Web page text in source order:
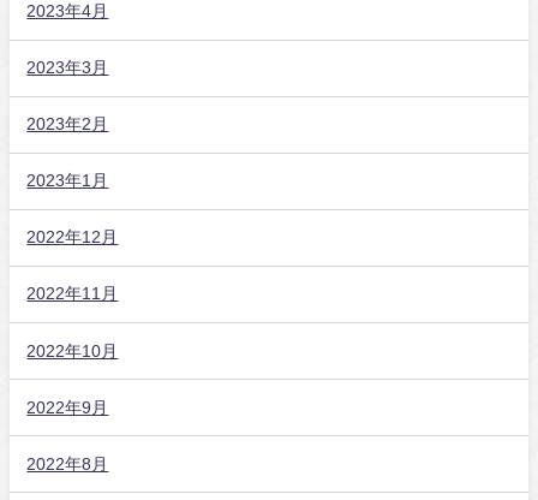
2023年4月
2023年3月
2023年2月
2023年1月
2022年12月
2022年11月
2022年10月
2022年9月
2022年8月